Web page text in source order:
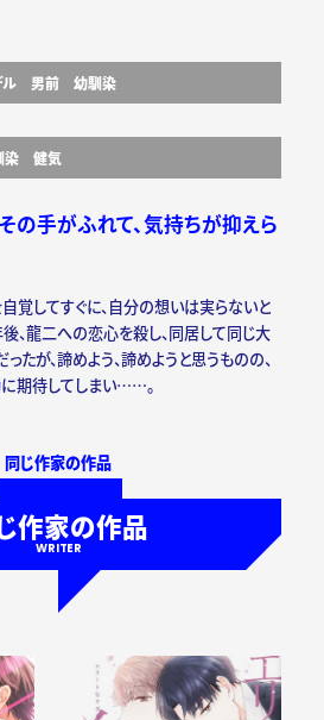
ル 男前 幼馴染
染 健気
の手がふれて、気持ちが抑えら
覚してすぐに、自分の想いは実らないと
、龍二への恋心を殺し、同居して同じ大
たが、諦めよう、諦めようと思うものの、
期待してしまい……。
同じ作家の作品
作家の作品
WRITER